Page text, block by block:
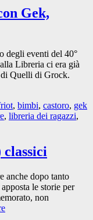
Gek,
degli eventi del 40°
Libreria ci era già
di Quelli di Grock.
, bimbi, castoro, gek
, libreria dei ragazzi,
anche dopo tanto
le storie per
non